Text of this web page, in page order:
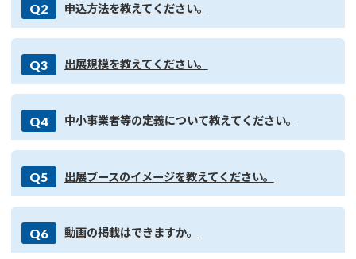
Q2 申込方法を教えてください。
Q3 出展規模を教えてください。
Q4 中小事業者等の定義について教えてください。
Q5 出展ブースのイメージを教えてください。
Q6 動画の掲載はできますか。